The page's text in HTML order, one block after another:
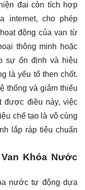
đại còn tích hợp
internet, cho phép
động của van từ
thông minh hoặc
sự ổn định và hiệu
là yếu tố then chốt.
thống và giảm thiểu
được điều này, việc
chế tạo là vô cùng
lắp ráp tiêu chuẩn
Khóa Nước
nước tự động dựa